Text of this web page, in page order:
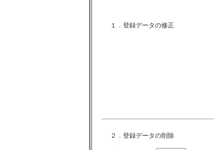
１．登録データの修正
２．登録データの削除